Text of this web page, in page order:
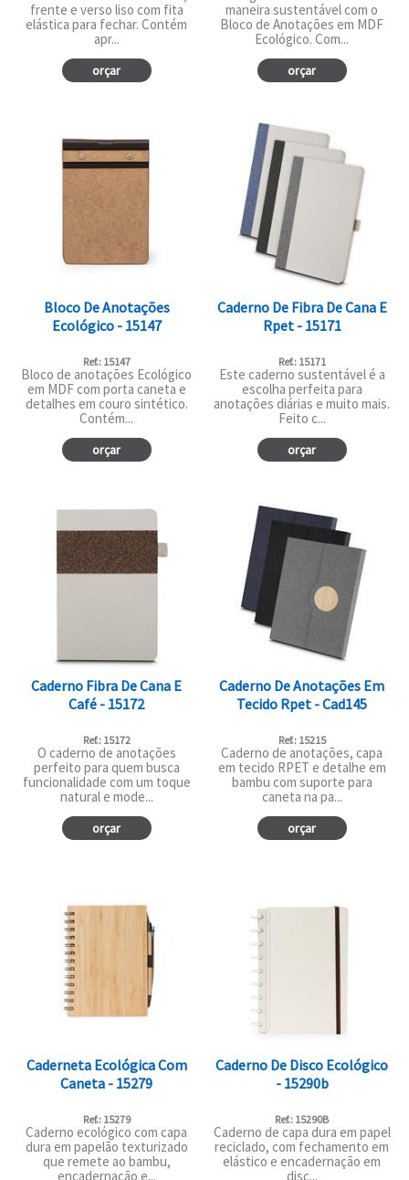
frente e verso liso com fita
elástica para fechar. Contém
apr...
orçar
maneira sustentável com o
Bloco de Anotações em MDF
Ecológico. Com...
orçar
Bloco De Anotações
Ecológico - 15147
Ref.: 15147
Bloco de anotações Ecológico
em MDF com porta caneta e
detalhes em couro sintético.
Contém...
orçar
Caderno De Fibra De Cana E
Rpet - 15171
Ref.: 15171
Este caderno sustentável é a
escolha perfeita para
anotações diárias e muito mais.
Feito c...
orçar
Caderno Fibra De Cana E
Café - 15172
Ref.: 15172
O caderno de anotações
perfeito para quem busca
funcionalidade com um toque
natural e mode...
orçar
Caderno De Anotações Em
Tecido Rpet - Cad145
Ref.: 15215
Caderno de anotações, capa
em tecido RPET e detalhe em
bambu com suporte para
caneta na pa...
orçar
Caderneta Ecológica Com
Caneta - 15279
Ref.: 15279
Caderno ecológico com capa
dura em papelão texturizado
que remete ao bambu,
encadernação e...
Caderno De Disco Ecológico
- 15290b
Ref.: 15290B
Caderno de capa dura em papel
reciclado, com fechamento em
elástico e encadernação em
disc...